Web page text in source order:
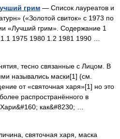
грим — Список лауреатов и
(«Золотой свиток» с 1973 по
«Лучший грим». Содержание 1
1975 1980 1.2 1981 1990 …
тесно связанные с Лицом. В
назывались маски[1] (см.
от «святочная харя»[1] но это
распространённого в
как&#8230; …
святочная харя, маска